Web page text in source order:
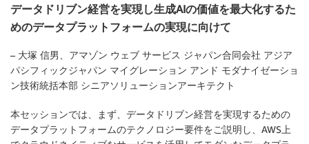
データドリブン経営を実現し生成AIの価値を最大化するた
めのデータプラットフォームの実現に向けて
– 大塚 信男、アマゾン ウェブ サービス ジャパン合同会社 アジア
パシフィックジャパン マイグレーション アンド モダナイゼーショ
ン技術統括本部 シニアソリューションアーキテクト
本セッションでは、まず、データドリブン経営を実現するための
データプラットフォームのテクノロジー要件をご説明し、AWS上